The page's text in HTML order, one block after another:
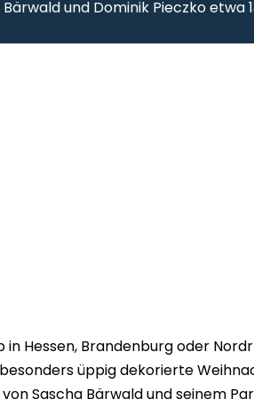
und Dominik Pieczko etwa
in Hessen, Brandenburg oder
üppig dekorierte
von Sascha Bärwald und seinem